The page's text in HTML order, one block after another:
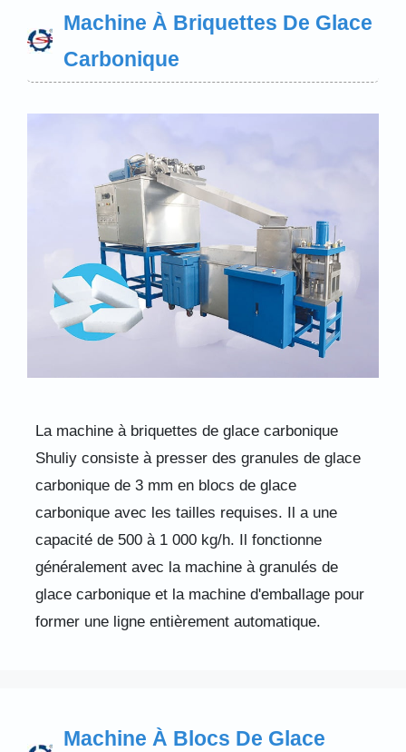
Machine À Briquettes De Glace
Carbonique
La machine à briquettes de glace carbonique
Shuliy consiste à presser des granules de glace
carbonique de 3 mm en blocs de glace
carbonique avec les tailles requises. Il a une
capacité de 500 à 1 000 kg/h. Il fonctionne
généralement avec la machine à granulés de
glace carbonique et la machine d'emballage pour
former une ligne entièrement automatique.
Machine À Blocs De Glace